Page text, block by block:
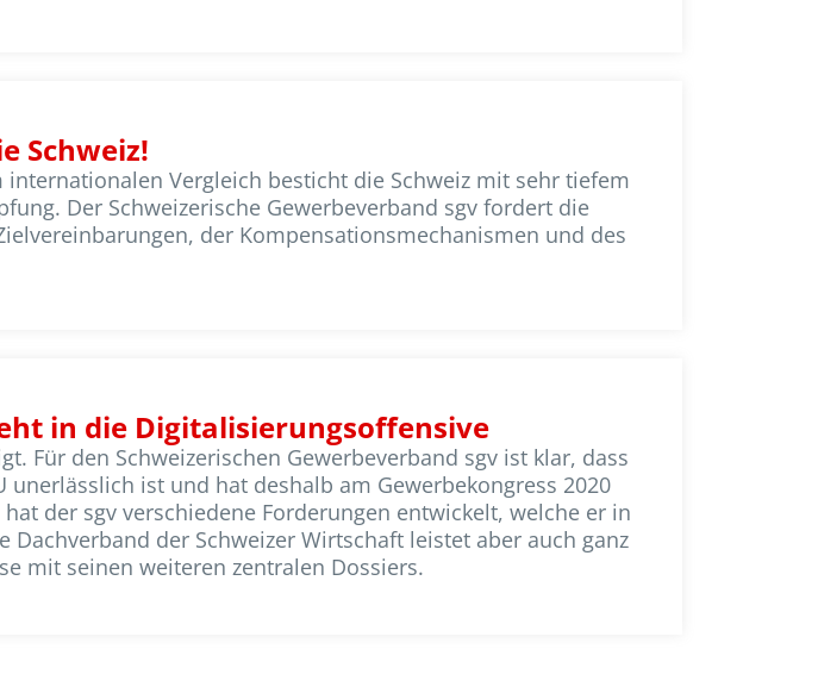
Schweiz!
Vergleich besticht die Schweiz mit sehr tiefem
Der Schweizerische Gewerbeverband sgv fordert die
der Kompensationsmechanismen und des
in die Digitalisierungsoffensive
Für den Schweizerischen Gewerbeverband sgv ist klar, dass
ist und hat deshalb am Gewerbekongress 2020
der sgv verschiedene Forderungen entwickelt, welche er in
der Schweizer Wirtschaft leistet aber auch ganz
mit seinen weiteren zentralen Dossiers.